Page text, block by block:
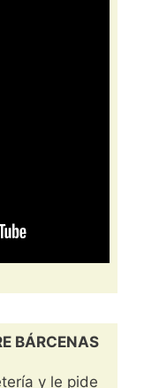
BÁRCENAS
y le pide